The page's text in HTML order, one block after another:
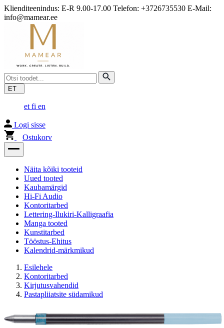
Klienditeenindus: E-R 9.00-17.00 Telefon: +3726735530 E-Mail:
info@mamear.ee
ET
et fi en
Logi sisse
Ostukorv
Näita kõiki tooteid
Uued tooted
Kaubamärgid
Hi-Fi Audio
Kontoritarbed
Lettering-Ilukiri-Kalligraafia
Manga tooted
Kunstitarbed
Tööstus-Ehitus
Kalendrid-märkmikud
Esilehele
Kontoritarbed
Kirjutusvahendid
Pastapliiatsite südamikud